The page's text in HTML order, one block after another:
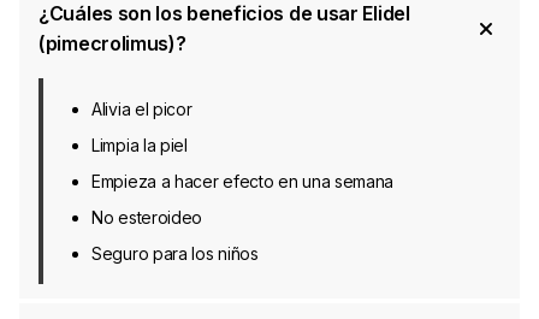
¿Cuáles son los beneficios de usar Elidel
(pimecrolimus)?
Alivia el picor
Limpia la piel
Empieza a hacer efecto en una semana
No esteroideo
Seguro para los niños